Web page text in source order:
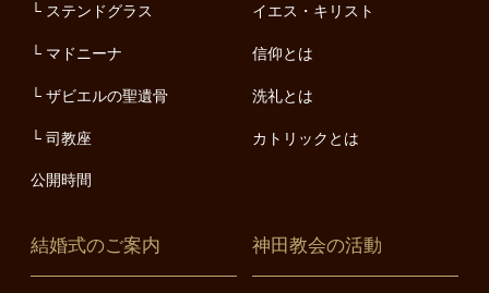
ステンドグラス
マドニーナ
ザビエルの聖遺骨
司教座
公開時間
イエス・キリスト
信仰とは
洗礼とは
カトリックとは
結婚式のご案内 神田教会の活動